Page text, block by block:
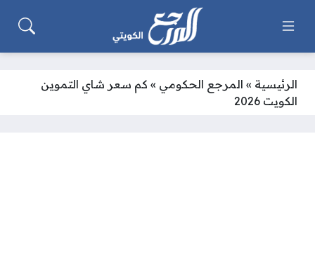
الرئيسية » المرجع الحكومي » كم سعر شاي التموين
الكويت 2026